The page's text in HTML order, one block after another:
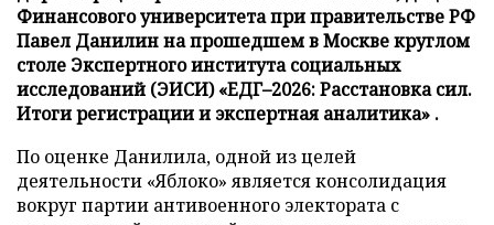
Финансового университета при правительстве РФ
Павел Данилин на прошедшем в Москве круглом
столе Экспертного института социальных
исследований (ЭИСИ) «ЕДГ–2026: Расстановка сил.
Итоги регистрации и экспертная аналитика» .
По оценке Данилила, одной из целей
деятельности «Яблоко» является консолидация
вокруг партии антивоенного электората с